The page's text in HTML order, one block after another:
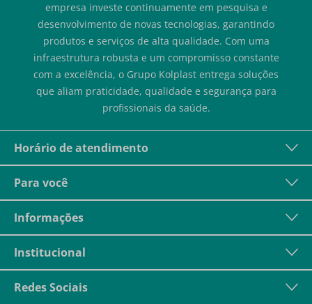
empresa investe continuamente em pesquisa e
desenvolvimento de novas tecnologias, garantindo
produtos e serviços de alta qualidade. Com uma
infraestrutura robusta e um compromisso constante
com a excelência, o Grupo Kolplast entrega soluções
que aliam praticidade, qualidade e segurança para
profissionais da saúde.
Horário de atendimento
Para você
Informações
Institucional
Redes Sociais